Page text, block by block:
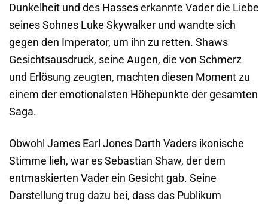
Dunkelheit und des Hasses erkannte Vader die Liebe
seines Sohnes Luke Skywalker und wandte sich
gegen den Imperator, um ihn zu retten. Shaws
Gesichtsausdruck, seine Augen, die von Schmerz
und Erlösung zeugten, machten diesen Moment zu
einem der emotionalsten Höhepunkte der gesamten
Saga.
Obwohl James Earl Jones Darth Vaders ikonische
Stimme lieh, war es Sebastian Shaw, der dem
entmaskierten Vader ein Gesicht gab. Seine
Darstellung trug dazu bei, dass das Publikum